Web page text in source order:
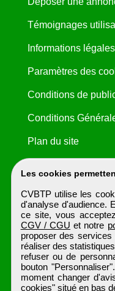
Les cookies
CVBTP utilise les
d'analyse d'audience.
ce site, vous
CGV / CGU et notre
proposer des
réaliser des
refuser ou de
bouton
moment changer
cookies" situé en bas
Témoignages
Informations légales
Paramètres des
Conditions de
Conditions
Plan du site